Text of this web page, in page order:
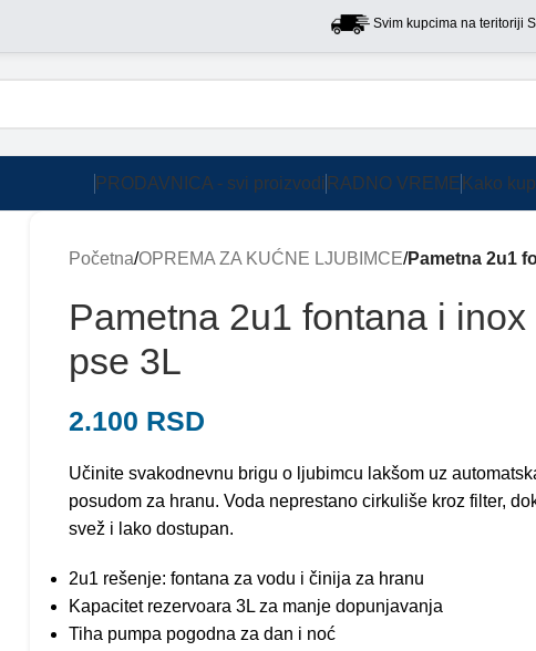
Svim kupcima na teritoriji Srbije
PRODAVNICA - svi proizvodi RADNO VREME Kako
Početna/OPREMA ZA KUĆNE LJUBIMCE/Pametna 2u1
Pametna 2u1 fontana i
pse 3L
2.100 RSD
Učinite svakodnevnu brigu o ljubimcu lakšom uz
posudom za hranu. Voda neprestano cirkuliše kroz filter,
svež i lako dostupan.
2u1 rešenje: fontana za vodu i činija za hranu
Kapacitet rezervoara 3L za manje dopunjavanja
Tiha pumpa pogodna za dan i noć